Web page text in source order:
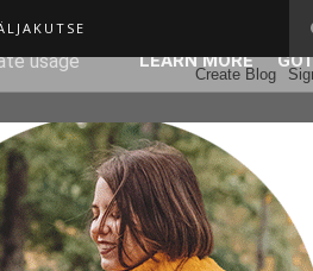
agent
usage
LEARN MORE